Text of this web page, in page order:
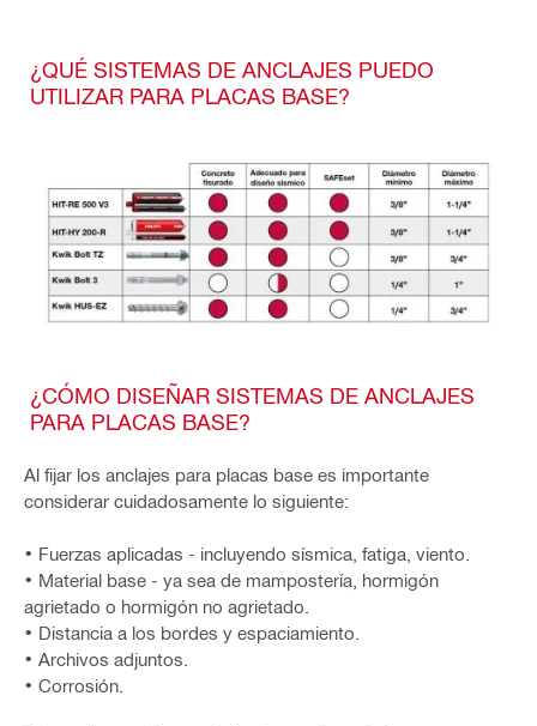
¿QUÉ SISTEMAS DE ANCLAJES PUEDO
UTILIZAR PARA PLACAS BASE?
¿CÓMO DISEÑAR SISTEMAS DE ANCLAJES
PARA PLACAS BASE?
Al fijar los anclajes para placas base es importante
considerar cuidadosamente lo siguiente:
• Fuerzas aplicadas - incluyendo sísmica, fatiga, viento.
• Material base - ya sea de mampostería, hormigón
agrietado o hormigón no agrietado.
• Distancia a los bordes y espaciamiento.
• Archivos adjuntos.
• Corrosión.